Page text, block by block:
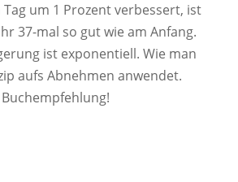
um 1 Prozent verbessert, ist
37-mal so gut wie am Anfang.
ist exponentiell. Wie man
aufs Abnehmen anwendet.
Buchempfehlung!